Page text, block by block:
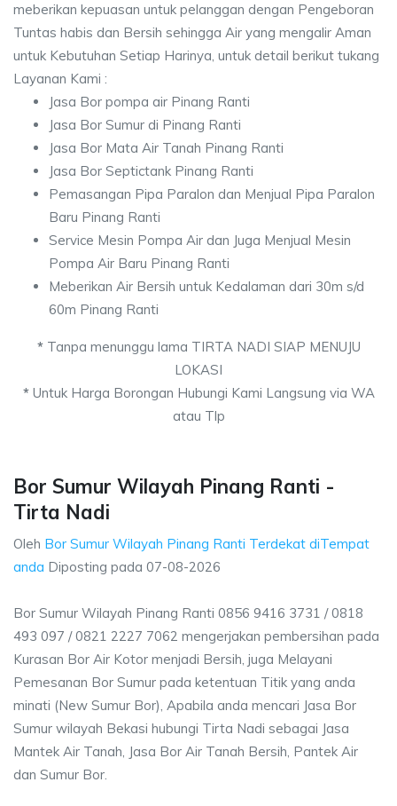
meberikan kepuasan untuk pelanggan dengan Pengeboran
Tuntas habis dan Bersih sehingga Air yang mengalir Aman
untuk Kebutuhan Setiap Harinya, untuk detail berikut tukang
Layanan Kami :
Jasa Bor pompa air Pinang Ranti
Jasa Bor Sumur di Pinang Ranti
Jasa Bor Mata Air Tanah Pinang Ranti
Jasa Bor Septictank Pinang Ranti
Pemasangan Pipa Paralon dan Menjual Pipa Paralon
Baru Pinang Ranti
Service Mesin Pompa Air dan Juga Menjual Mesin
Pompa Air Baru Pinang Ranti
Meberikan Air Bersih untuk Kedalaman dari 30m s/d
60m Pinang Ranti
*Tanpa menunggu lama TIRTA NADI SIAP MENUJU
LOKASI
*Untuk Harga Borongan Hubungi Kami Langsung via WA
atau Tlp
Bor Sumur Wilayah Pinang Ranti -
Tirta Nadi
Oleh Bor Sumur Wilayah Pinang Ranti Terdekat diTempat
anda Diposting pada 07-08-2026
Bor Sumur Wilayah Pinang Ranti 0856 9416 3731 / 0818
493 097 / 0821 2227 7062 mengerjakan pembersihan pada
Kurasan Bor Air Kotor menjadi Bersih, juga Melayani
Pemesanan Bor Sumur pada ketentuan Titik yang anda
minati (New Sumur Bor), Apabila anda mencari Jasa Bor
Sumur wilayah Bekasi hubungi Tirta Nadi sebagai Jasa
Mantek Air Tanah, Jasa Bor Air Tanah Bersih, Pantek Air
dan Sumur Bor.